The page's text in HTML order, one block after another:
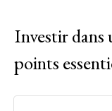
Investir dans
points